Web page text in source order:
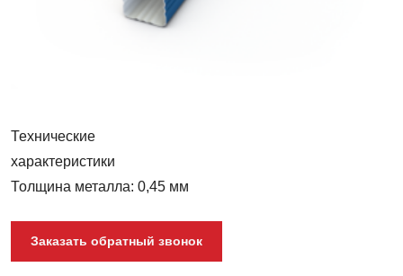
Технические
характеристики
Толщина металла: 0,45 мм
Заказать обратный звонок